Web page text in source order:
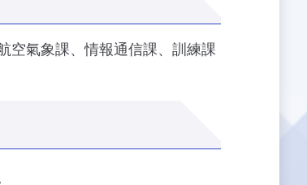
空氣象課、情報通信課、訓練課